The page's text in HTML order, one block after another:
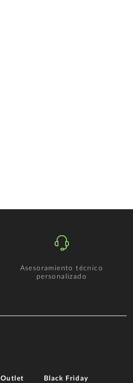
Asesoramiento técnico
personalizado
Outlet Black Friday